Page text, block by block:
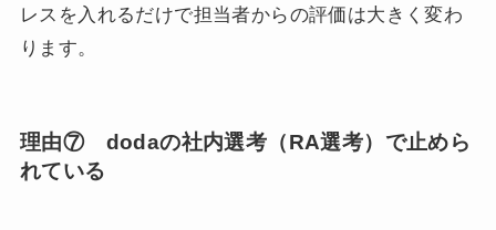
レスを入れるだけで担当者からの評価は大きく変わ
ります。
理由⑦ dodaの社内選考（RA選考）で止めら
れている